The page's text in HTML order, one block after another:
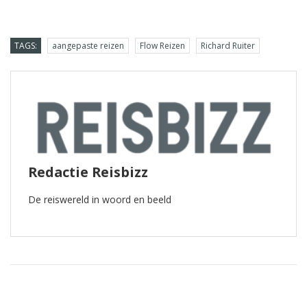
TAGS: aangepaste reizen Flow Reizen Richard Ruiter
Redactie Reisbizz
De reiswereld in woord en beeld